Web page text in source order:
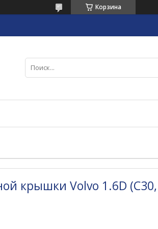
Корзина
крышки Volvo 1.6D (C30,